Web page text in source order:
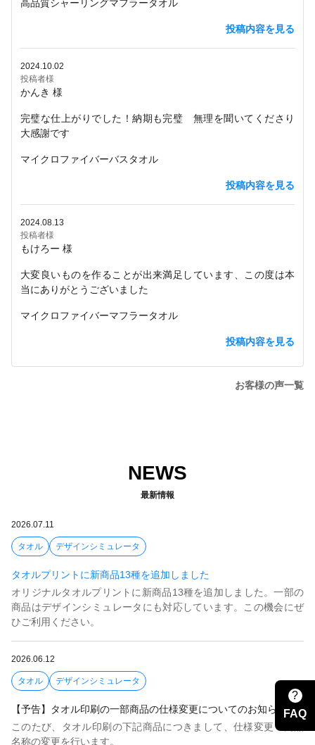
高品質シャーリングマフラータオル
投稿内容を見る
2024.10.02
投稿者様
かんき 様
完璧な仕上がりでした！納期も完璧 無理を聞いてくださり
大感謝です
マイクロファイバーバスタオル
投稿内容を見る
2024.08.13
投稿者様
もけろー 様
大変良いものを作ることが出来満足しています、この度は本
当にありがとうございました
マイクロファイバーマフラータオル
投稿内容を見る
お客様の声一覧
NEWS
最新情報
2026.07.11
タオル デザインシミュレータ
タオルプリントに新商品13種を追加しました
オリジナルタオルプリントに新商品13種を追加しました。一部の
商品はデザインシミュレータにも対応しています。この機会にぜ
ひご利用ください。
2026.06.12
タオル デザインシミュレータ
【予告】タオル印刷の一部商品の仕様変更についてのお知らせ
このたび、タオル印刷の下記商品につきまして、仕様変更・商品
名称の変更を行います。
?
FAQ